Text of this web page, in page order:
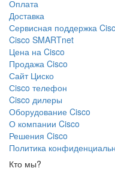
Оплата
Доставка
Сервисная поддержка
Cisco SMARTnet
Цена на Cisco
Продажа Cisco
Сайт Циско
Сisco телефон
Cisco дилеры
Оборудование Cisco
О компании Cisco
Решения Cisco
Политика
Кто мы?